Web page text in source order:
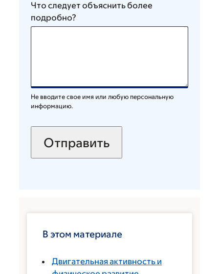
Что следует объяснить более
подробно?
Не вводите свое имя или любую персональную
информацию.
В этом материале
Двигательная активность и